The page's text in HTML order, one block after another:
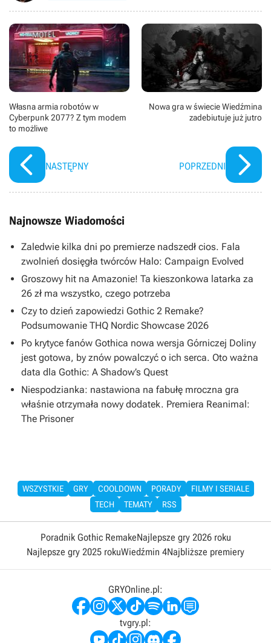
Własna armia robotów w
Cyberpunk 2077? Z tym modem
to możliwe
NASTĘPNY
Nowa gra w świecie Wiedźmina
zadebiutuje już jutro
POPRZEDNI
Najnowsze Wiadomości
Zaledwie kilka dni po premierze nadszedł cios. Fala
zwolnień dosięgła twórców Halo: Campaign Evolved
Groszowy hit na Amazonie! Ta kieszonkowa latarka za
26 zł ma wszystko, czego potrzeba
Czy to dzień zapowiedzi Gothic 2 Remake?
Podsumowanie THQ Nordic Showcase 2026
Po krytyce fanów Gothica nowa wersja Górniczej Doliny
jest gotowa, by znów powalczyć o ich serca. Oto ważna
data dla Gothic: A Shadow’s Quest
Niespodzianka: nastawiona na fabułę mroczna gra
właśnie otrzymała nowy dodatek. Premiera Reanimal:
The Prisoner
WSZYSTKIE GRY COOLDOWN PORADY
FILMY I SERIALE
TECH
TEMATY RSS
Poradnik Gothic RemakeNajlepsze gry 2026 roku
Najlepsze gry 2025 rokuWiedźmin 4Najbliższe premiery
GRYOnline.pl:
tvgry.pl: